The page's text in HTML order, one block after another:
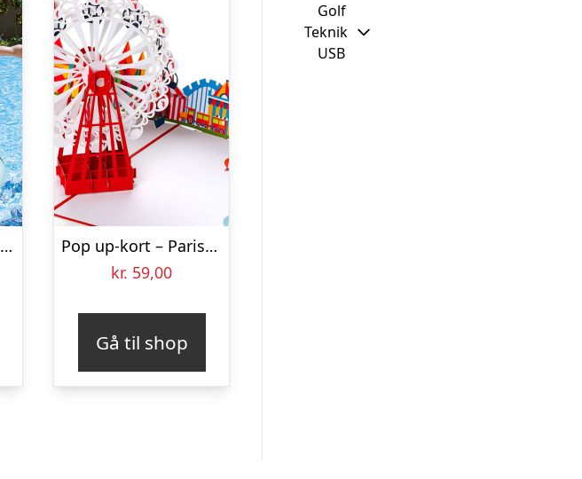
Oppusteligt Basketsæt – Intex
Pop up-kort – Pariserhjul
kr. 59,00
Gå til shop
Golf
Teknik
USB